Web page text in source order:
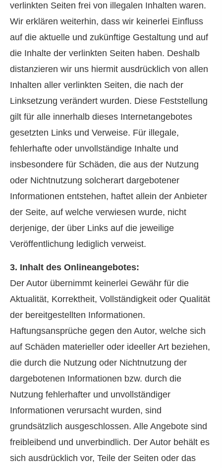
verlinkten Seiten frei von illegalen Inhalten waren.
Wir erklären weiterhin, dass wir keinerlei Einfluss
auf die aktuelle und zukünftige Gestaltung und auf
die Inhalte der verlinkten Seiten haben. Deshalb
distanzieren wir uns hiermit ausdrücklich von allen
Inhalten aller verlinkten Seiten, die nach der
Linksetzung verändert wurden. Diese Feststellung
gilt für alle innerhalb dieses Internetangebotes
gesetzten Links und Verweise. Für illegale,
fehlerhafte oder unvollständige Inhalte und
insbesondere für Schäden, die aus der Nutzung
oder Nichtnutzung solcherart dargebotener
Informationen entstehen, haftet allein der Anbieter
der Seite, auf welche verwiesen wurde, nicht
derjenige, der über Links auf die jeweilige
Veröffentlichung lediglich verweist.
3. Inhalt des Onlineangebotes:
Der Autor übernimmt keinerlei Gewähr für die
Aktualität, Korrektheit, Vollständigkeit oder Qualität
der bereitgestellten Informationen.
Haftungsansprüche gegen den Autor, welche sich
auf Schäden materieller oder ideeller Art beziehen,
die durch die Nutzung oder Nichtnutzung der
dargebotenen Informationen bzw. durch die
Nutzung fehlerhafter und unvollständiger
Informationen verursacht wurden, sind
grundsätzlich ausgeschlossen. Alle Angebote sind
freibleibend und unverbindlich. Der Autor behält es
sich ausdrücklich vor, Teile der Seiten oder das